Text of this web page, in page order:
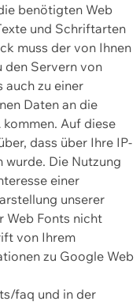
benötigten Web
und Schriftarten
muss der von Ihnen
den Servern von
auch zu einer
Daten an die
Auf diese
dass über Ihre IP-
wurde. Die Nutzung
einer
unserer
Web Fonts nicht
von Ihrem
zu Google Web
faq und in der